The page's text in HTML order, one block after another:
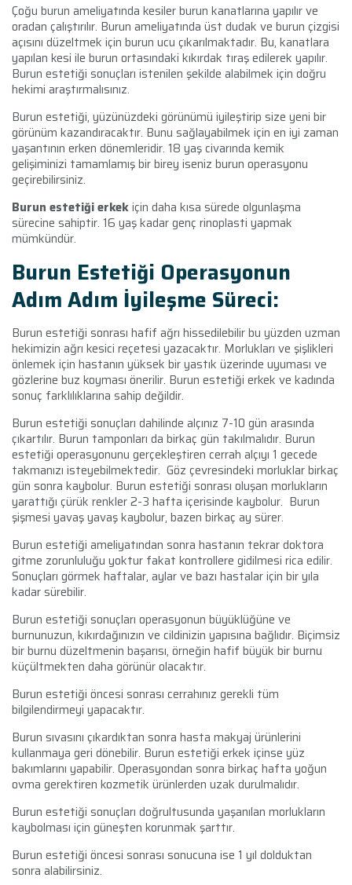
Çoğu burun ameliyatında kesiler burun kanatlarına yapılır ve
oradan çalıştırılır. Burun ameliyatında üst dudak ve burun çizgisi
açısını düzeltmek için burun ucu çıkarılmaktadır. Bu, kanatlara
yapılan kesi ile burun ortasındaki kıkırdak tıraş edilerek yapılır.
Burun estetiği sonuçları istenilen şekilde alabilmek için doğru
hekimi araştırmalısınız.
Burun estetiği, yüzünüzdeki görünümü iyileştirip size yeni bir
görünüm kazandıracaktır. Bunu sağlayabilmek için en iyi zaman
yaşantının erken dönemleridir. 18 yaş civarında kemik
gelişiminizi tamamlamış bir birey iseniz burun operasyonu
geçirebilirsiniz.
Burun estetiği erkekiçin daha kısa sürede olgunlaşma
sürecine sahiptir. 16 yaş kadar genç rinoplasti yapmak
mümkündür.
Burun Estetiği Operasyonun
Adım Adım İyileşme Süreci:
Burun estetiği sonrası hafif ağrı hissedilebilir bu yüzden uzman
hekimizin ağrı kesici reçetesi yazacaktır. Morlukları ve şişlikleri
önlemek için hastanın yüksek bir yastık üzerinde uyuması ve
gözlerine buz koyması önerilir. Burun estetiği erkek ve kadında
sonuç farklılıklarına sahip değildir.
Burun estetiği sonuçları dahilinde alçınız 7-10 gün arasında
çıkartılır. Burun tamponları da birkaç gün takılmalıdır. Burun
estetiği operasyonunu gerçekleştiren cerrah alçıyı 1 gecede
takmanızı isteyebilmektedir. Göz çevresindeki morluklar birkaç
gün sonra kaybolur. Burun estetiği sonrası oluşan morlukların
yarattığı çürük renkler 2-3 hafta içerisinde kaybolur. Burun
şişmesi yavaş yavaş kaybolur, bazen birkaç ay sürer.
Burun estetiği ameliyatından sonra hastanın tekrar doktora
gitme zorunluluğu yoktur fakat kontrollere gidilmesi rica edilir.
Sonuçları görmek haftalar, aylar ve bazı hastalar için bir yıla
kadar sürebilir.
Burun estetiği sonuçları operasyonun büyüklüğüne ve
burnunuzun, kıkırdağınızın ve cildinizin yapısına bağlıdır. Biçimsiz
bir burnu düzeltmenin başarısı, örneğin hafif büyük bir burnu
küçültmekten daha görünür olacaktır.
Burun estetiği öncesi sonrası cerrahınız gerekli tüm
bilgilendirmeyi yapacaktır.
Burun sıvasını çıkardıktan sonra hasta makyaj ürünlerini
kullanmaya geri dönebilir. Burun estetiği erkek içinse yüz
bakımlarını yapabilir. Operasyondan sonra birkaç hafta yoğun
ovma gerektiren kozmetik ürünlerden uzak durulmalıdır.
Burun estetiği sonuçları doğrultusunda yaşanılan morlukların
kaybolması için güneşten korunmak şarttır.
Burun estetiği öncesi sonrası sonucuna ise 1 yıl dolduktan
sonra alabilirsiniz.